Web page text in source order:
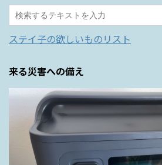
ステイ子の欲しいものリスト
来る災害への備え